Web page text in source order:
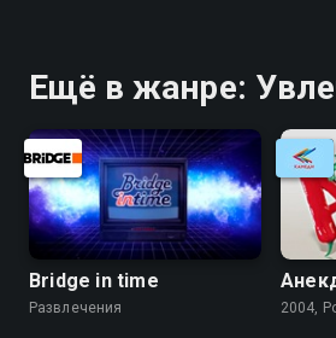
Ещё в жанре:
Bridge in time
Развлечения 2004,